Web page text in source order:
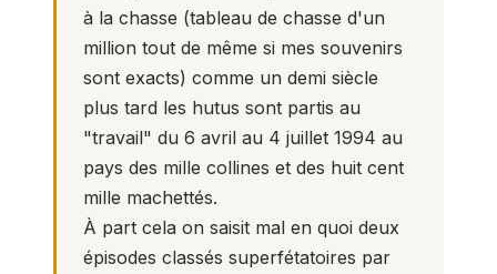
à la chasse (tableau de chasse d'un
million tout de même si mes souvenirs
sont exacts) comme un demi siècle
plus tard les hutus sont partis au
"travail" du 6 avril au 4 juillet 1994 au
pays des mille collines et des huit cent
mille machettés.
À part cela on saisit mal en quoi deux
épisodes classés superfétatoires par